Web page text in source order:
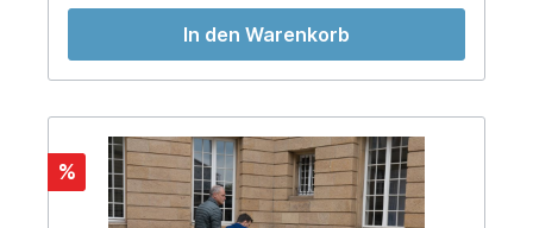
In den Warenkorb
%